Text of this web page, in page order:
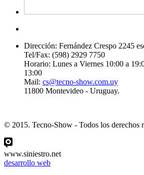
Dirección: Fernández Crespo 2245
Tel/Fax: (598) 2929 7750
Horario: Lunes a Viernes 10:00 a
13:00
Mail: cs@tecno-show.com.uy
11800 Montevideo - Uruguay.
© 2015. Tecno-Show - Todos los derechos
www.siniestro.net
desarrollo web